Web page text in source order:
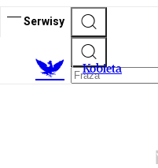
Serwisy
Kobieta